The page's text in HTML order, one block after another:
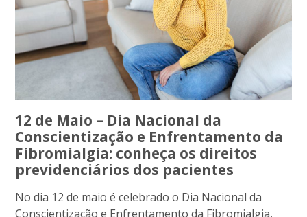
12 de Maio – Dia Nacional da
Conscientização e Enfrentamento da
Fibromialgia: conheça os direitos
previdenciários dos pacientes
No dia 12 de maio é celebrado o Dia Nacional da
Conscientização e Enfrentamento da Fibromialgia,